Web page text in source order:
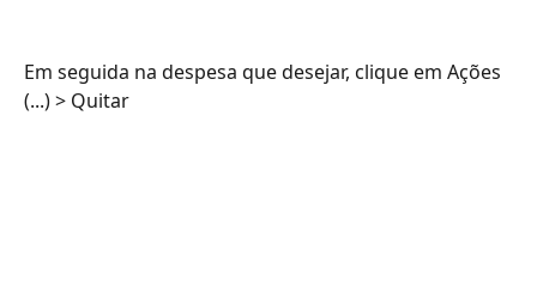
Em seguida na despesa que desejar, clique em Ações
(...) > Quitar